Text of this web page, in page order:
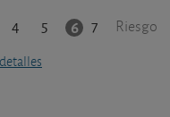
4 5 6 7 Riesgo